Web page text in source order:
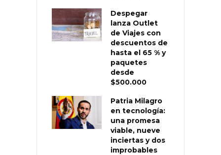
Despegar
lanza Outlet
de Viajes con
descuentos de
hasta el 65 % y
paquetes
desde
$500.000
Patria Milagro
en tecnología:
una promesa
viable, nueve
inciertas y dos
improbables